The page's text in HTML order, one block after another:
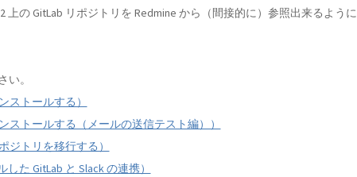
上の GitLab リポジトリを Redmine から（間接的に）参照出来るように
。
ストールする）
ストールする（メールの送信テスト編））
ジトリを移行する）
た GitLab と Slack の連携）